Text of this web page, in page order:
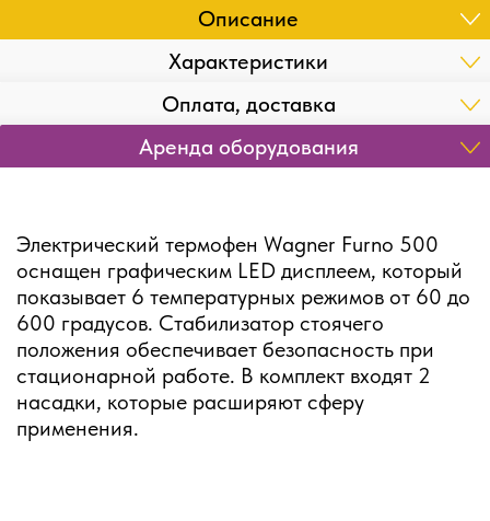
Описание
Характеристики
Оплата, доставка
Аренда оборудования
Электрический термофен Wagner Furno 500
оснащен графическим LED дисплеем, который
показывает 6 температурных режимов от 60 до
600 градусов. Стабилизатор стоячего
положения обеспечивает безопасность при
стационарной работе. В комплект входят 2
насадки, которые расширяют сферу
применения.